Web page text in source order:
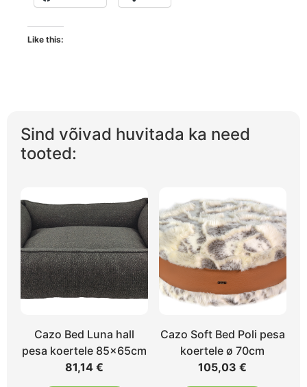
Like this:
Sind võivad huvitada ka need
tooted:
Cazo Bed Luna hall
pesa koertele 85x65cm
81,14€
Cazo Soft Bed Poli pesa
koertele ø 70cm
105,03€